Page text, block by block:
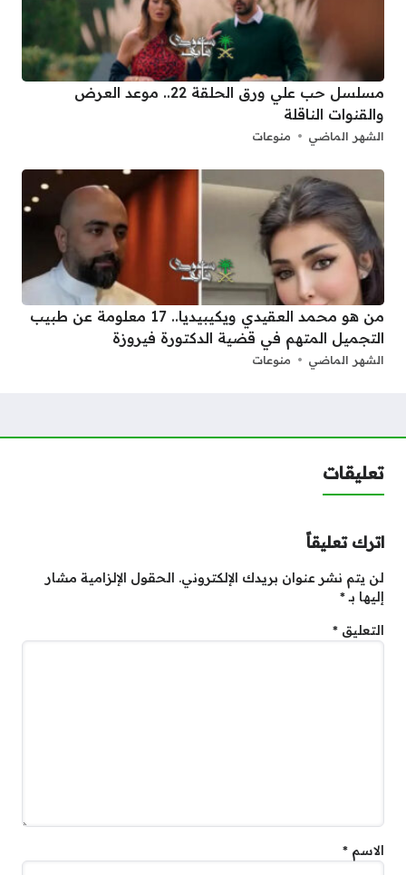
مسلسل حب علي ورق الحلقة 22.. موعد العرض
والقنوات الناقلة
الشهر الماضي منوعات
من هو محمد العقيدي ويكيبيديا.. 17 معلومة عن طبيب
التجميل المتهم في قضية الدكتورة فيروزة
الشهر الماضي منوعات
تعليقات
اترك تعليقاً
لن يتم نشر عنوان بريدك الإلكتروني. الحقول الإلزامية مشار
إليها بـ*
التعليق *
الاسم *